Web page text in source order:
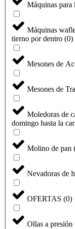
Máquinas para
Máquinas
tierno por dentro (0)
Mesones de
Mesones de
Moledoras de
domingo hasta la
Molino de pan
Nevadoras de
OFERTAS (0)
Ollas a presión